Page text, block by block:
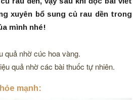
xuyên bổ sung củ rau dền trong
mình nhé!
quả nhờ cúc hoa vàng.
quả nhờ các bài thuốc tự nhiên.
mạnh: